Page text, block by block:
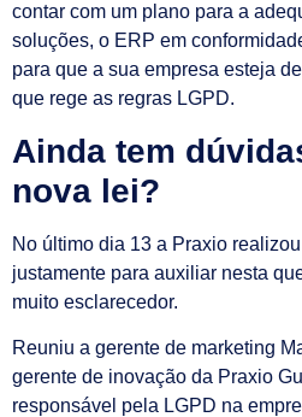
contar com um plano para a
soluções, o ERP em
para que a sua empresa esteja
que rege as regras LGPD.
Ainda tem
nova lei?
No último dia 13 a Praxio
justamente para auxiliar nesta
muito esclarecedor.
Reuniu a gerente de marketing
gerente de inovação da Praxio
responsável pela LGPD na